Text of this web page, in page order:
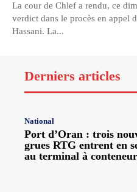
La cour de Chlef a rendu, ce
verdict dans le procès en appel
Hassani. La...
Derniers articles
National
Port d’Oran : trois
grues RTG entrent en
au terminal à